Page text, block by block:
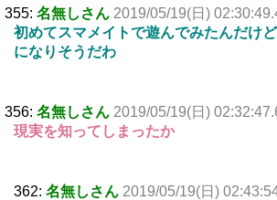
355: 名無しさん 2019/05/19(日)
初めてスマメイトで遊んでみたんだけ
になりそうだわ
356: 名無しさん 2019/05/19(日)
現実を知ってしまったか
362: 名無しさん 2019/05/19(日)